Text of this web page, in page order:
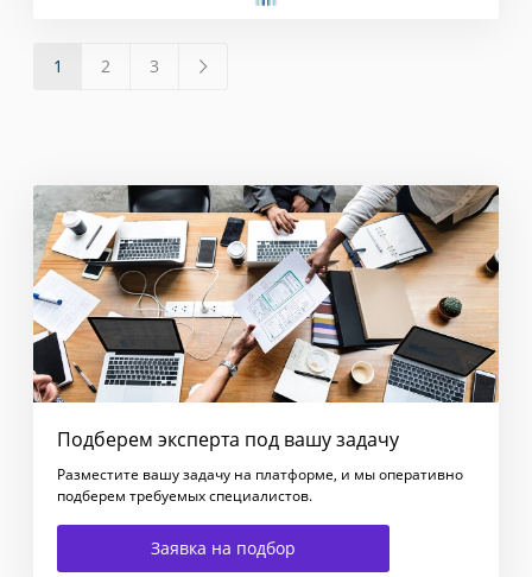
1 2 3
Подберем эксперта под вашу задачу
Разместите вашу задачу на платформе, и мы оперативно
подберем требуемых специалистов.
Заявка на подбор